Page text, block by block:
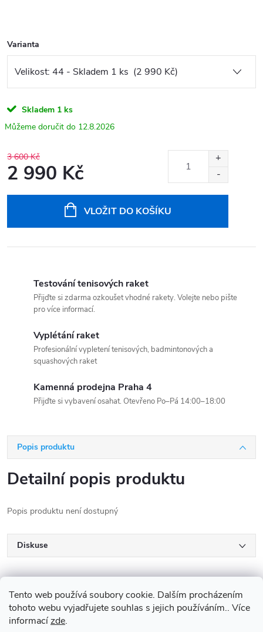
Tento web používá soubory cookie. Dalším procházením
tohoto webu vyjadřujete souhlas s jejich používáním.. Více
informacízde.
Varianta
Skladem 1 ks
12.8.2026
3 600 Kč
2 990 Kč
VLOŽIT DO KOŠÍKU
Testování tenisových raket
Přijďte si zdarma ozkoušet vhodné rakety. Volejte nebo pište
pro více informací.
Vyplétání raket
Profesionální vypletení tenisových, badmintonových a
squashových raket
Kamenná prodejna Praha 4
Přijďte si vybavení osahat. Otevřeno Po–Pá 14:00–18:00
Popis produktu
Detailní popis produktu
Popis produktu není dostupný
Diskuse